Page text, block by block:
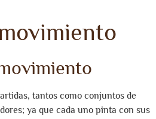
tantos como conjuntos de
ya que cada uno pinta con sus